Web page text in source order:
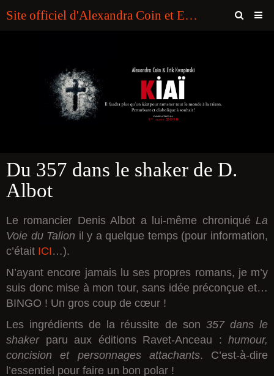
Site officiel d'Alexandra Coin et Erik Kwapinski (Editions SOUNY. "Plumes Noires")
ABONNEMENT A LA NEWSLETTER DES AUTEURS
Casino En Ligne Sans Verification
Online Casino Zonder Cruks Nederland
Casino En Ligne
Casino En Ligne Sans Verification
Du 357 dans le shaker de D.
Albot
Le romancier Denis Albot a lui-même chroniqué La
Voie du Talion il y a quelque temps (pour information,
c’était ICI…).
N’ayant encore jamais lu ses propres romans, je m’y
suis donc mise à mon tour, sans idée préconçue et…
BINGO ! Un gros coup de cœur !
Les ingrédients de la réussite de son 357 dans le
shakerparu aux éditions Ravet-Anceau : humour,
concision et personnages attachants. C’est-à-dire
l’essentiel pour faire un bon polar !